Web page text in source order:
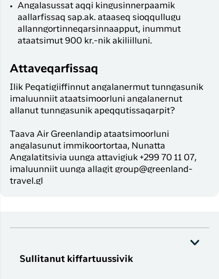
Angalasussat aqqi kingusinnerpaamik
aallarfissaq sap.ak. ataaseq sioqqullugu
allanngortinneqarsinnaapput, inummut
ataatsimut 900 kr.-nik akiliilluni.
Attaveqarfissaq
Ilik Peqatigiiffinnut angalanermut tunngasunik
imaluunniit ataatsimoorluni angalanernut
allanut tunngasunik apeqqutissaqarpit?
Taava Air Greenlandip ataatsimoorluni
angalasunut immikoortortaa, Nunatta
Angalatitsivia uunga attavigiuk +299 70 11 07,
imaluunniit uunga allagit group@greenland-
travel.gl
Sullitanut kiffartuussivik